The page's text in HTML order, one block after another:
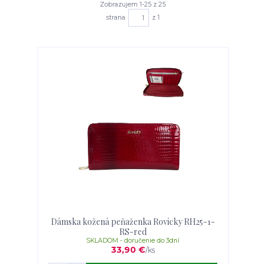
Zobrazujem 1-25 z 25
strana
z 1
Dámska kožená peňaženka Rovicky RH25-1-
RS-red
33,90 €/ks
SKLADOM - doručenie do 3dní